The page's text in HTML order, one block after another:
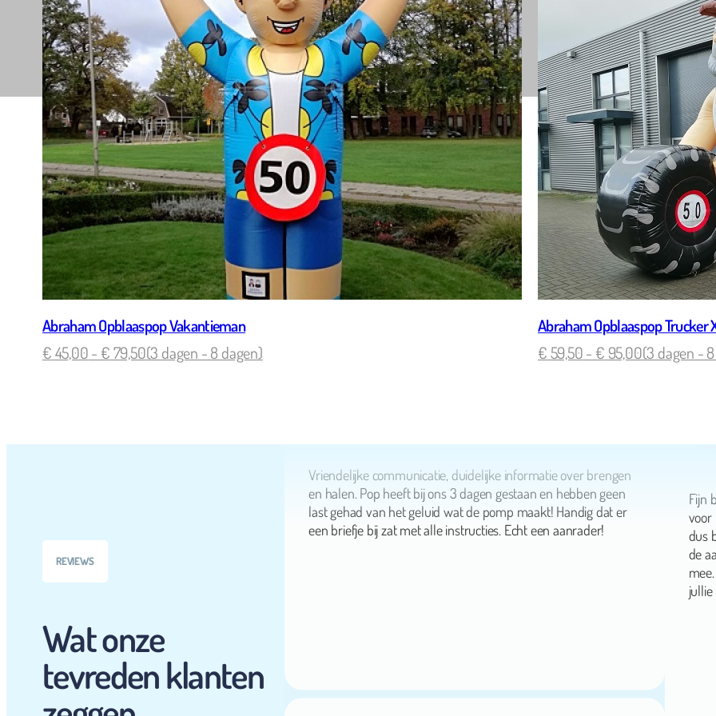
Abraham Opblaaspop Vakantieman
€ 45,00 -€ 79,50(3 dagen - 8 dagen)
Abraham Opblaaspop Trucker
€ 59,50 -€ 95,00(3 dagen -
REVIEWS
Wat onze
tevreden klanten
Robin Koertshuis
Alles supernetjes geregeld voor pensioen van onze collega.
Hartelijk dank namens Therapiecentrum Twente!
en halen. Pop heeft bij ons 3 dagen gestaan en hebben geen
last gehad van het geluid wat de pomp maakt! Handig dat er
een briefje bij zat met alle instructies. Echt een aanrader!
voor
dus
de